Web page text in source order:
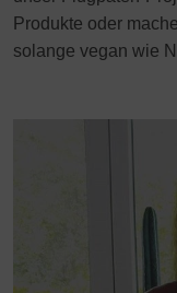
Produkte oder
solange vegan wie